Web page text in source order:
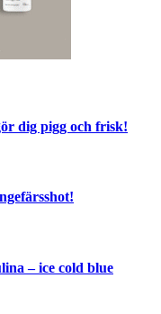
dig pigg och frisk!
– ice cold blue